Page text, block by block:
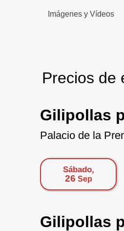
Imágenes y Vídeos
Precios de
Gilipollas
Palacio de la
Sábado,
26 Sep
Gilipollas